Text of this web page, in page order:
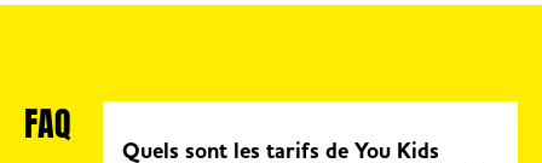
FAQ
Quels sont les tarifs de You Kids